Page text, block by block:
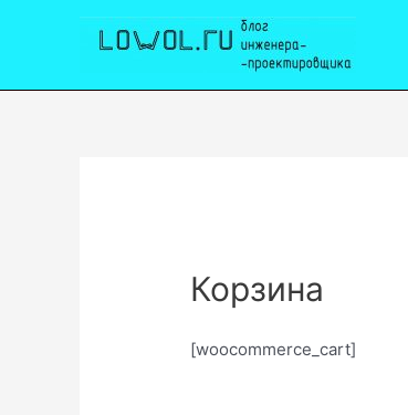
Корзина
[woocommerce_cart]